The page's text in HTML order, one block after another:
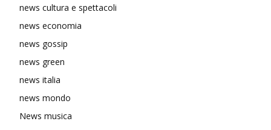
news cultura e spettacoli
news economia
news gossip
news green
news italia
news mondo
News musica